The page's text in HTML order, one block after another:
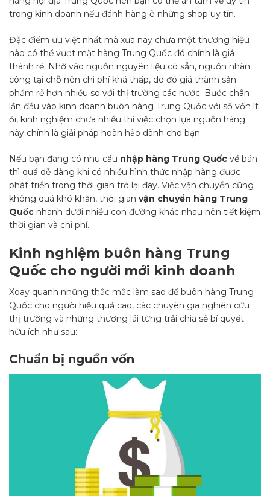
trong kinh doanh nếu đánh hàng ở những shop uy tín.
Đặc điểm ưu việt nhất mà xưa nay chưa một thương hiệu
nào có thể vượt mặt hàng Trung Quốc đó chính là giá
thành rẻ. Nhờ vào nguồn nguyên liệu có sẵn, nguồn nhân
công tại chỗ nên chi phí khá thấp, do đó giá thành sản
phẩm rẻ hơn nhiều so với thị trường các nước. Bước chân
lần đầu vào kinh doanh buôn hàng Trung Quốc với số vốn ít
ỏi, kinh nghiệm chưa nhiều thì việc chọn lựa nguồn hàng
này chính là giải pháp hoàn hảo dành cho bạn.
Nếu bạn đang có nhu cầu nhập hàng Trung Quốc về bán
thì quá dễ dàng khi có nhiều hình thức nhập hàng được
phát triển trong thời gian trở lại đây. Việc vận chuyển cũng
không quá khó khăn, thời gian vận chuyển hàng Trung
Quốc nhanh dưới nhiều con đường khác nhau nên tiết kiệm
thời gian và chi phí.
Kinh nghiệm buôn hàng Trung
Quốc cho người mới kinh doanh
Xoay quanh những thắc mắc làm sao để buôn hàng Trung
Quốc cho người hiệu quả cao, các chuyên gia nghiên cứu
thị trường và những thương lái từng trải chia sẻ bí quyết
hữu ích như sau:
Chuẩn bị nguồn vốn